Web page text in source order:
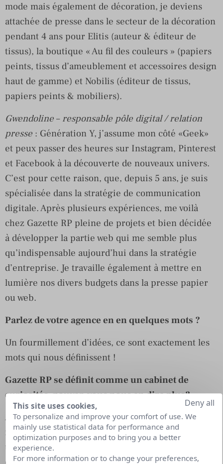
mode mais également de décoration, je deviens
attachée de presse dans le secteur de la décoration
pendant 4 ans pour Elitis (auteur & éditeur de
tissus), la boutique « Au fil des couleurs » (papiers
peints, tissus d’ameublement et accessoires design
haut de gamme) et Nobilis (éditeur de tissus,
papiers peints & mobiliers).
Gwendoline – responsable pôle digital / relation
presse : Génération Y, j’assume mon côté «Geek»
et peux passer des heures sur Instagram, Pinterest
et Facebook à la découverte de nouveaux univers.
C’est pour cette raison, que, depuis 5 ans, je suis
spécialisée dans la stratégie de communication
digitale. Après plusieurs expériences, me voilà
chez Gazette RP pleine de projets et bien décidée
à développer la partie web qui me semble plus
qu’indispensable aujourd’hui dans la stratégie
d’entreprise. Je travaille également à mettre en
lumière nos divers budgets dans la presse papier
ou web.
Parlez de votre agence en en quelques mots ?
Un fourmillement d’idées, ce sont exactement les
mots qui nous définissent !
Gazette RP se définit comme un cabinet de
curiosités, pouvez-vous nous en dire plus?
Avec Victoire mon associée, nous avons monté
notre agence de relations presse Gazette RP, il y a
un an dans le secteur lifestyle & mode comme un
This site uses cookies,
To personalize and improve your comfort of use. We
mainly use statistical data for performance and
optimization purposes and to bring you a better
experience.
For more information or to change your preferences,
Deny all